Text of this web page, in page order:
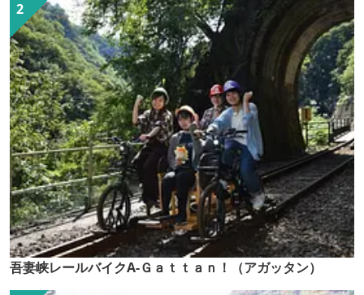
吾妻峡レールバイクA-Ｇａｔｔａｎ！（アガッタン）